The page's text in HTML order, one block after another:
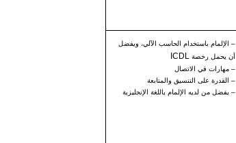
– الإلمام باستخدام الحاسب الآلي، ويفضل
أن يحمل رخصة ICDL
– مهارات في الاتصال
– القدرة على التنسيق والمتابعة
– يفضل من لديه الإلمام باللغة الإنجليزية